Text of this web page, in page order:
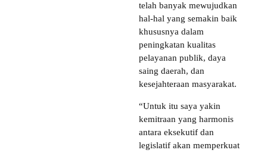
telah banyak mewujudkan
hal-hal yang semakin baik
khususnya dalam
peningkatan kualitas
pelayanan publik, daya
saing daerah, dan
kesejahteraan masyarakat.
“Untuk itu saya yakin
kemitraan yang harmonis
antara eksekutif dan
legislatif akan memperkuat